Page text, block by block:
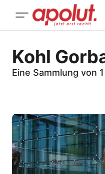
Kohl
Eine Sammlung von